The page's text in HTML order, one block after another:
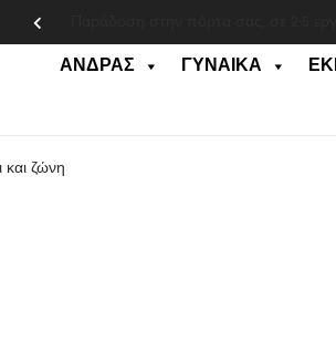
ΆΝΔΡΑΣ ΓΥΝΑΊΚΑ
ζώνη